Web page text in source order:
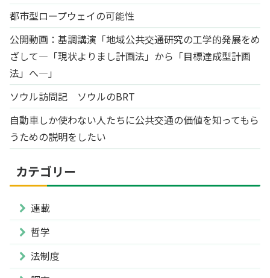
都市型ロープウェイの可能性
公開動画：基調講演「地域公共交通研究の工学的発展をめ
ざして―「現状よりまし計画法」から「目標達成型計画
法」へ―」
ソウル訪問記 ソウルのBRT
自動車しか使わない人たちに公共交通の価値を知ってもら
うための説明をしたい
カテゴリー
連載
哲学
法制度